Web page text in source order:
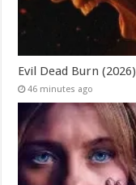
Evil Dead Burn (2026)
46 minutes ago